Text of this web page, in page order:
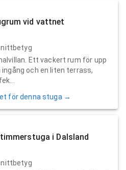
vid vattnet
Ett vackert rum för upp
och en liten terrass,
för denna stuga →
i Dalsland